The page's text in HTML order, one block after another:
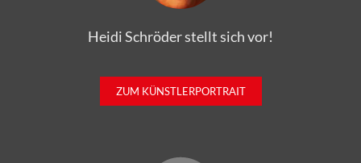
Heidi Schröder stellt sich vor!